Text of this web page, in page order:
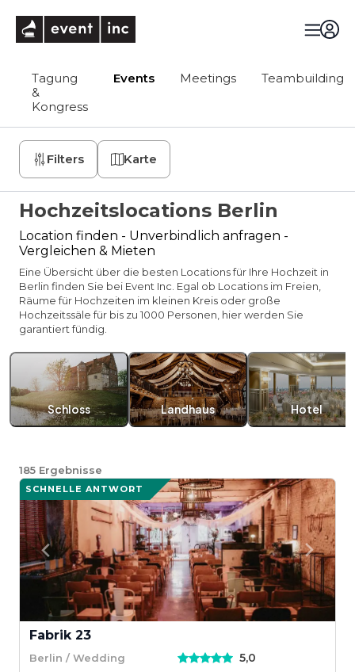
Tagung
&
Kongress
Events Meetings Teambuilding
Filters Karte
Hochzeitslocations Berlin
Location finden - Unverbindlich anfragen -
Vergleichen & Mieten
Eine Übersicht über die besten Locations für Ihre Hochzeit in
Berlin finden Sie bei Event Inc. Egal ob Locations im Freien,
Räume für Hochzeiten im kleinen Kreis oder große
Hochzeitssäle für bis zu 1000 Personen, hier werden Sie
garantiert fündig.
Schloss Landhaus Hotel
185 Ergebnisse
SCHNELLE ANTWORT
Fabrik 23
Berlin / Wedding 5,0